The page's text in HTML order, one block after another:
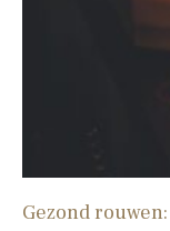
Gezond